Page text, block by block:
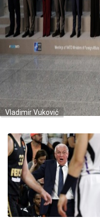
Vladimir Vuković